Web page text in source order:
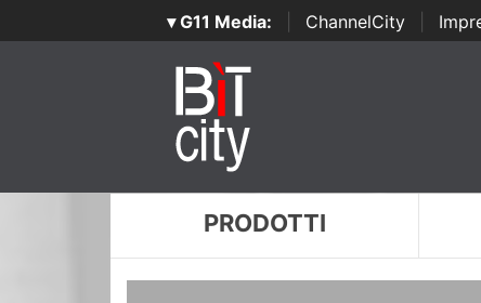
▾ G11 Media: ChannelCity
PRODOTTI